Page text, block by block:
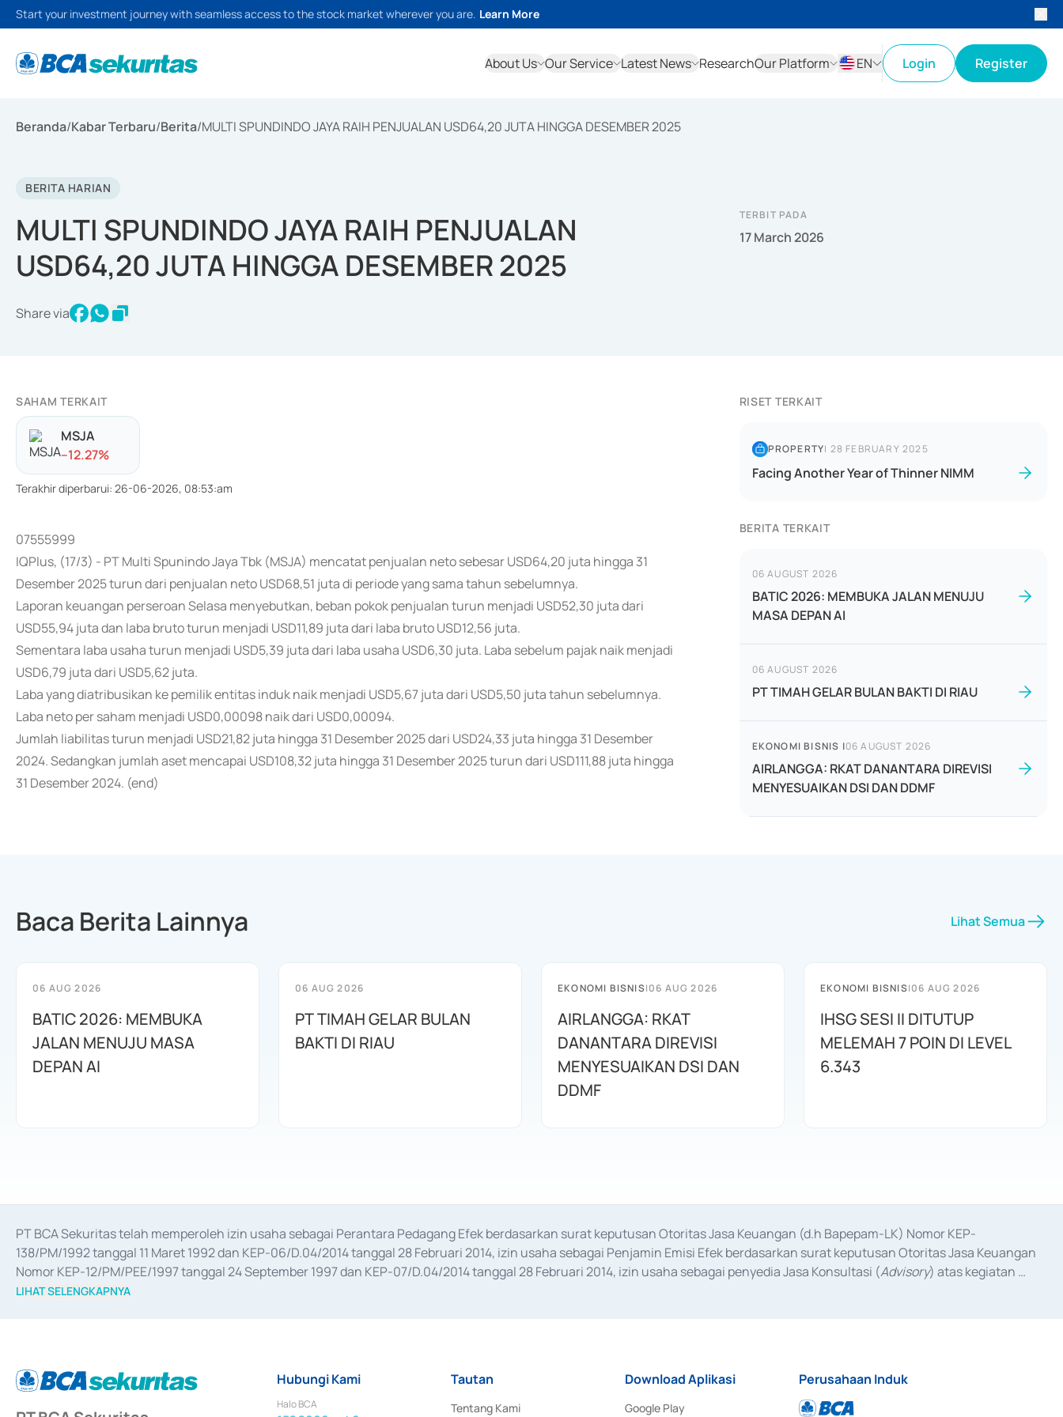
Start your investment journey with seamless access to the stock market wherever you are. Learn More
About Us Our Service Latest News ResearchOur Platform
EN
Login Register
Beranda/Kabar Terbaru/Berita/MULTI SPUNDINDO JAYA RAIH PENJUALAN USD64,20 JUTA HINGGA DESEMBER 2025
BERITA HARIAN
MULTI SPUNDINDO JAYA RAIH PENJUALAN
USD64,20 JUTA HINGGA DESEMBER 2025
Share via
TERBIT PADA
17 March 2026
SAHAM TERKAIT
MSJA
--12.27%
Terakhir diperbarui: 26-06-2026, 08:53:am
07555999
IQPlus, (17/3) - PT Multi Spunindo Jaya Tbk (MSJA) mencatat penjualan neto sebesar USD64,20 juta hingga 31
Desember 2025 turun dari penjualan neto USD68,51 juta di periode yang sama tahun sebelumnya.
Laporan keuangan perseroan Selasa menyebutkan, beban pokok penjualan turun menjadi USD52,30 juta dari
USD55,94 juta dan laba bruto turun menjadi USD11,89 juta dari laba bruto USD12,56 juta.
Sementara laba usaha turun menjadi USD5,39 juta dari laba usaha USD6,30 juta. Laba sebelum pajak naik menjadi
USD6,79 juta dari USD5,62 juta.
Laba yang diatribusikan ke pemilik entitas induk naik menjadi USD5,67 juta dari USD5,50 juta tahun sebelumnya.
Laba neto per saham menjadi USD0,00098 naik dari USD0,00094.
Jumlah liabilitas turun menjadi USD21,82 juta hingga 31 Desember 2025 dari USD24,33 juta hingga 31 Desember
2024. Sedangkan jumlah aset mencapai USD108,32 juta hingga 31 Desember 2025 turun dari USD111,88 juta hingga
31 Desember 2024. (end)
RISET TERKAIT
PROPERTY| 28 FEBRUARY 2025
Facing Another Year of Thinner NIMM
BERITA TERKAIT
06 AUGUST 2026
BATIC 2026: MEMBUKA JALAN MENUJU
MASA DEPAN AI
06 AUGUST 2026
PT TIMAH GELAR BULAN BAKTI DI RIAU
EKONOMI BISNIS |06 AUGUST 2026
AIRLANGGA: RKAT DANANTARA DIREVISI
MENYESUAIKAN DSI DAN DDMF
Baca Berita Lainnya Lihat Semua
06 AUG 2026
BATIC 2026: MEMBUKA
JALAN MENUJU MASA
DEPAN AI
06 AUG 2026
PT TIMAH GELAR BULAN
BAKTI DI RIAU
EKONOMI BISNIS|06 AUG 2026
AIRLANGGA: RKAT
DANANTARA DIREVISI
MENYESUAIKAN DSI DAN
DDMF
EKONOMI BISNIS|06 AUG 2026
IHSG SESI II DITUTUP
MELEMAH 7 POIN DI LEVEL
6.343
PT BCA Sekuritas telah memperoleh izin usaha sebagai Perantara Pedagang Efek berdasarkan surat keputusan Otoritas Jasa Keuangan (d.h Bapepam-LK) Nomor KEP-
138/PM/1992 tanggal 11 Maret 1992 dan KEP-06/D.04/2014 tanggal 28 Februari 2014, izin usaha sebagai Penjamin Emisi Efek berdasarkan surat keputusan Otoritas Jasa Keuangan
Nomor KEP-12/PM/PEE/1997 tanggal 24 September 1997 dan KEP-07/D.04/2014 tanggal 28 Februari 2014, izin usaha sebagai penyedia Jasa Konsultasi (Advisory) atas kegiatan
merger, akuisisi, divestasi, dan
LIHAT SELENGKAPNYA
Hubungi Kami
Halo BCA
Tautan
Tentang Kami
Download Aplikasi
Google Play
Perusahaan Induk